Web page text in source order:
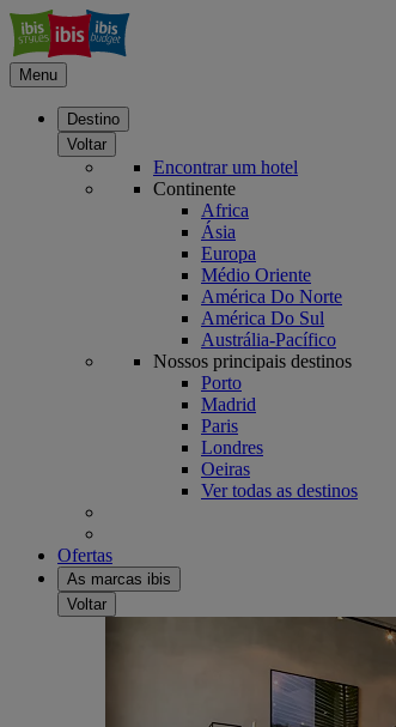
Menu
Destino
Voltar
Encontrar um hotel
Continente
Africa
Ásia
Europa
Médio Oriente
América Do Norte
América Do Sul
Austrália-Pacífico
Nossos principais destinos
Porto
Madrid
Paris
Londres
Oeiras
Ver todas as destinos
Ofertas
As marcas ibis
Voltar